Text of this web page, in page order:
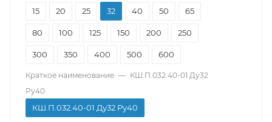
15 20 25 32 40 50 65
80 100 125 150 200 250
300 350 400 500 600
Краткое наименование — КШ.П.032.40-01 Ду32
Ру40
КШ.П.032.40-01 Ду32 Ру40